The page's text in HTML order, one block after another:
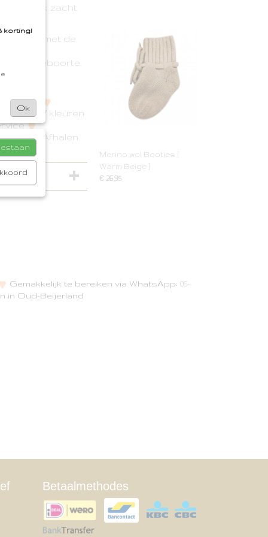
heerlijk zacht
dan met de
en Geboorte.
Green
in 7 kleuren
Afhalen
Merino wol Booties [
Warm Beige ]
€ 26,95
Gemakkelijk te bereiken via WhatsApp: 06-
in Oud-Beijerland
Betaalmethodes
korting!
Ok